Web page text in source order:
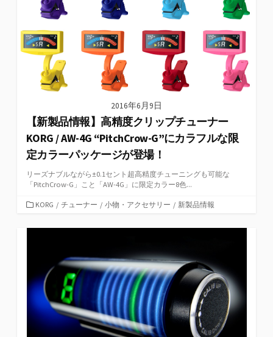
2016年6月9日
【新製品情報】高精度クリップチューナー
KORG / AW-4G “PitchCrow-G”にカラフルな限
定カラーパッケージが登場！
リーズナブルながら±0.1セント超高精度チューニングも可能な
「PitchCrow-G」こと「AW-4G」に限定カラー8色...
カ
ゴ
KORG / チューナー / 小物・アクセサリー / 新製品情報